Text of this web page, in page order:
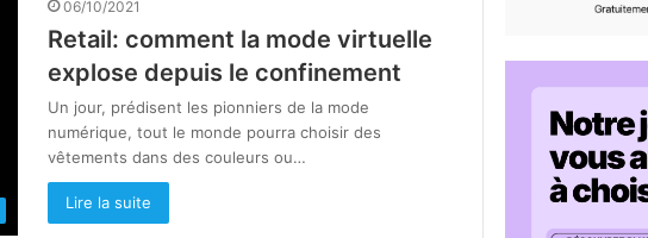
06/10/2021
Retail: comment la mode virtuelle
explose depuis le confinement
Un jour, prédisent les pionniers de la mode
numérique, tout le monde pourra choisir des
vêtements dans des couleurs ou…
Lire la suite